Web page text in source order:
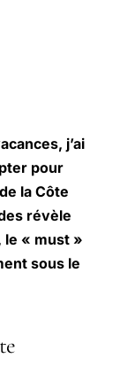
j’ai
pour
la Côte
révèle
le « must »
sous le